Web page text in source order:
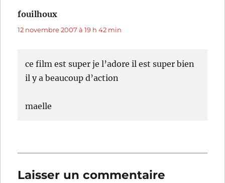
fouilhoux
12 novembre 2007 à 19 h 42 min
ce film est super je l’adore il est super bien
il y a beaucoup d’action
maelle
Laisser un commentaire